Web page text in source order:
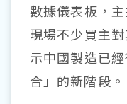
數據儀表板，
現場不少買主
示中國製造已
合」的新階段。